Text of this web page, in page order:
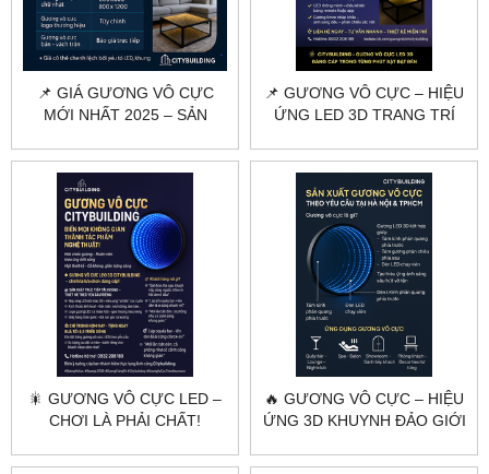
📌 GIÁ GƯƠNG VÔ CỰC
MỚI NHẤT 2025 – SẢN
CITYBUILDING
📌 GƯƠNG VÔ CỰC – HIỆU
ỨNG LED 3D TRANG TRÍ
🎇 GƯƠNG VÔ CỰC LED –
CHƠI LÀ PHẢI CHẤT!
🔥 GƯƠNG VÔ CỰC – HIỆU
ỨNG 3D KHUYNH ĐẢO GIỚI